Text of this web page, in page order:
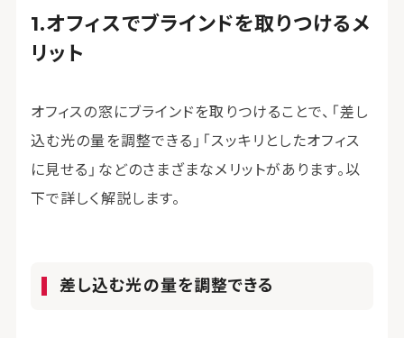
オフィスでブラインドを取りつけるメ
リット
オフィスの窓にブラインドを取りつけることで、「差し
込む光の量を調整できる」「スッキリとしたオフィス
に見せる」などのさまざまなメリットがあります。以
下で詳しく解説します。
差し込む光の量を調整できる